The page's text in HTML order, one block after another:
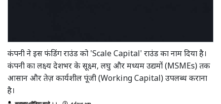
कंपनी ने इस फंडिंग राउंड को 'Scale Capital' राउंड का नाम दिया है।
कंपनी का लक्ष्य देशभर के सूक्ष्म, लघु और मध्यम उद्यमों (MSMEs) तक
आसान और तेज़ कार्यशील पूंजी (Working Capital) उपलब्ध कराना
है।